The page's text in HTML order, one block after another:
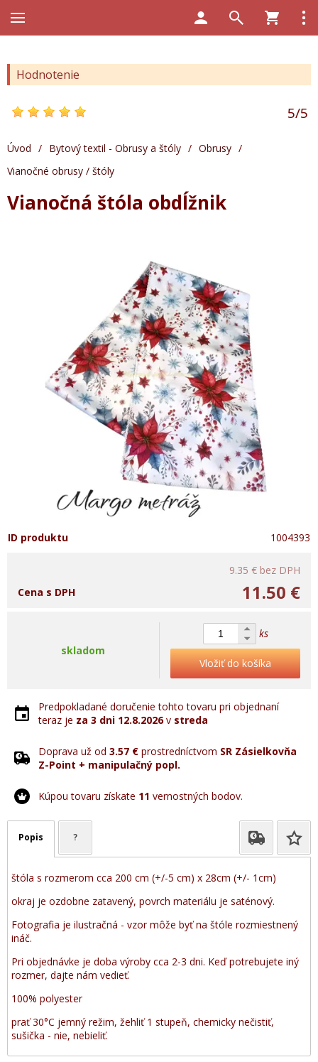
Hodnotenie
5/5
Úvod / Bytový textil - Obrusy a štóly / Obrusy /
Vianočné obrusy / štóly
Vianočná štóla obdĺžnik
ID produktu 1004393
9.35 € bez DPH
11.50 €
Cena s DPH
skladom
ks
Vložiť do košíka
Predpokladané doručenie tohto tovaru pri objednaní
teraz je za 3 dni 12.8.2026v streda
Doprava už od 3.57 € prostredníctvom SR Zásielkovňa
Z-Point + manipulačný popl.
Kúpou tovaru získate 11 vernostných bodov.
Popis ?
štóla s rozmerom cca 200 cm (+/-5 cm) x 28cm (+/- 1cm)
okraj je ozdobne zatavený, povrch materiálu je saténový.
Fotografia je ilustračná - vzor môže byť na štóle rozmiestnený
ináč.
Pri objednávke je doba výroby cca 2-3 dni. Keď potrebujete iný
rozmer, dajte nám vedieť.
100% polyester
prať 30°C jemný režim, žehliť 1 stupeň, chemicky nečistiť,
sušička - nie, nebieliť.